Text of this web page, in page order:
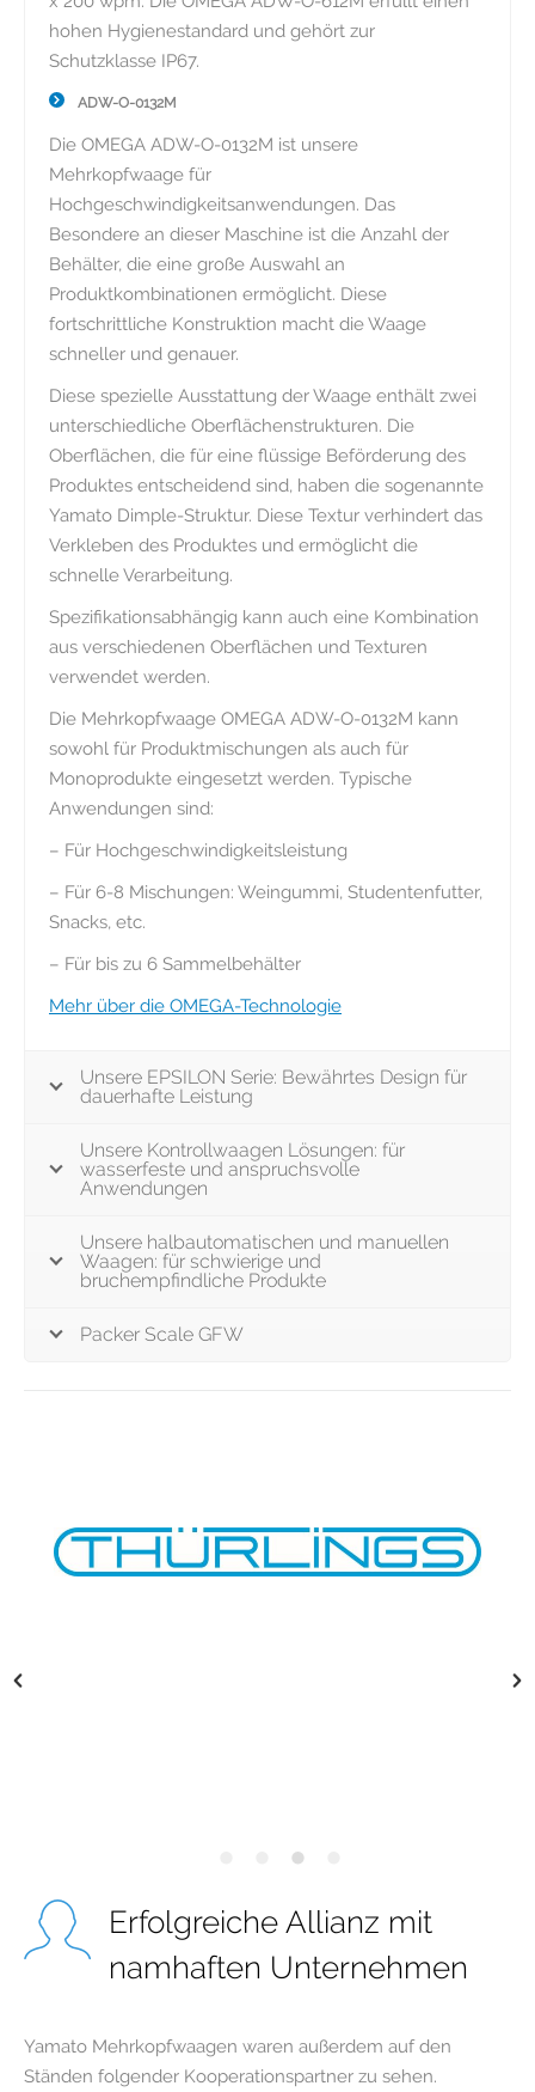
hohen Hygienestandard und gehört zur
Schutzklasse IP67.
ADW-O-0132M
Die OMEGA ADW-O-0132M ist unsere
Mehrkopfwaage für
Hochgeschwindigkeitsanwendungen. Das
Besondere an dieser Maschine ist die Anzahl der
Behälter, die eine große Auswahl an
Produktkombinationen ermöglicht. Diese
fortschrittliche Konstruktion macht die Waage
schneller und genauer.
Diese spezielle Ausstattung der Waage enthält zwei
unterschiedliche Oberflächenstrukturen. Die
Oberflächen, die für eine flüssige Beförderung des
Produktes entscheidend sind, haben die sogenannte
Yamato Dimple-Struktur. Diese Textur verhindert das
Verkleben des Produktes und ermöglicht die
schnelle Verarbeitung.
Spezifikationsabhängig kann auch eine Kombination
aus verschiedenen Oberflächen und Texturen
verwendet werden.
Die Mehrkopfwaage OMEGA ADW-O-0132M kann
sowohl für Produktmischungen als auch für
Monoprodukte eingesetzt werden. Typische
Anwendungen sind:
– Für Hochgeschwindigkeitsleistung
– Für 6-8 Mischungen: Weingummi, Studentenfutter,
Snacks, etc.
– Für bis zu 6 Sammelbehälter
Mehr über die OMEGA-Technologie
Unsere EPSILON Serie: Bewährtes Design für
dauerhafte Leistung
Unsere Kontrollwaagen Lösungen: für
wasserfeste und anspruchsvolle
Anwendungen
Unsere halbautomatischen und manuellen
Waagen: für schwierige und
bruchempfindliche Produkte
Packer Scale GFW
Erfolgreiche Allianz mit
namhaften Unternehmen
Yamato Mehrkopfwaagen waren außerdem auf den
Ständen folgender Kooperationspartner zu sehen.